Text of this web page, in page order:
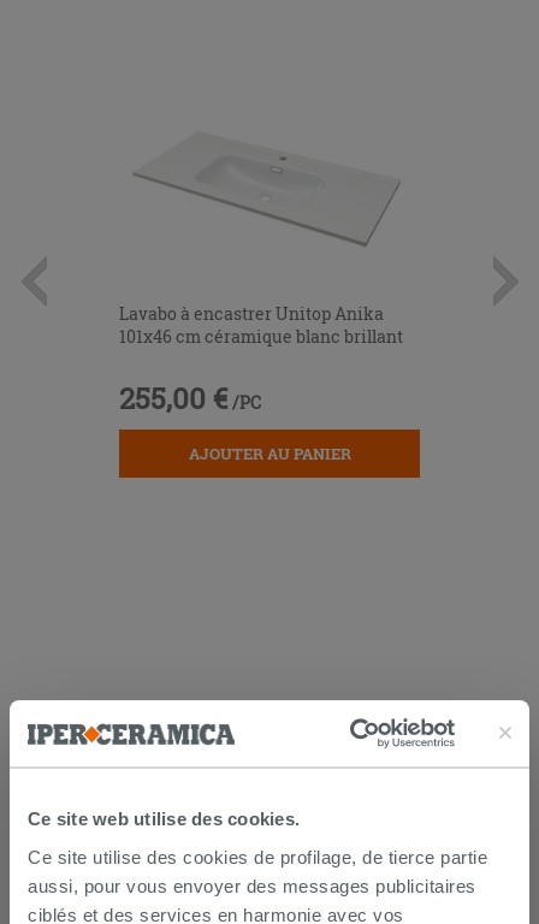
Ce site web utilise des cookies.
Ce site utilise des cookies de profilage, de tierce partie
aussi, pour vous envoyer des messages publicitaires
ciblés et des services en harmonie avec vos
Lavabo à encastrer Unitop Anika
101x46 cm céramique blanc brillant
255,00 € /PC
AJOUTER AU PANIER
LIVRAISON GARANTIE
Votre commande seralivrée chez vous en 15 jours
ouvrésà compter de la réception du paiement.
Les échantillons sont habituellement livrés en
quelques jours.
IPERCERAMICA collabore depuis de nombreuses